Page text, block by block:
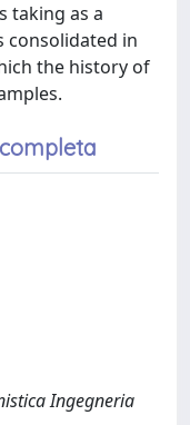
taking as a
consolidated in
the history of
Ingegneria